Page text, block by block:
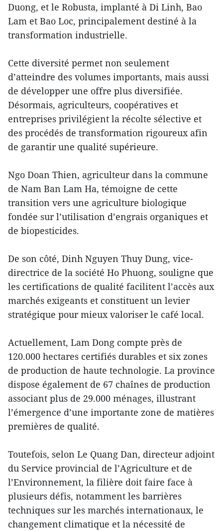
Duong, et le Robusta, implanté à Di Linh, Bao
Lam et Bao Loc, principalement destiné à la
transformation industrielle.
Cette diversité permet non seulement
d’atteindre des volumes importants, mais aussi
de développer une offre plus diversifiée.
Désormais, agriculteurs, coopératives et
entreprises privilégient la récolte sélective et
des procédés de transformation rigoureux afin
de garantir une qualité supérieure.
Ngo Doan Thien, agriculteur dans la commune
de Nam Ban Lam Ha, témoigne de cette
transition vers une agriculture biologique
fondée sur l’utilisation d’engrais organiques et
de biopesticides.
De son côté, Dinh Nguyen Thuy Dung, vice-
directrice de la société Ho Phuong, souligne que
les certifications de qualité facilitent l’accès aux
marchés exigeants et constituent un levier
stratégique pour mieux valoriser le café local.
Actuellement, Lam Dong compte près de
120.000 hectares certifiés durables et six zones
de production de haute technologie. La province
dispose également de 67 chaînes de production
associant plus de 29.000 ménages, illustrant
l’émergence d’une importante zone de matières
premières de qualité.
Toutefois, selon Le Quang Dan, directeur adjoint
du Service provincial de l’Agriculture et de
l’Environnement, la filière doit faire face à
plusieurs défis, notamment les barrières
techniques sur les marchés internationaux, le
changement climatique et la nécessité de